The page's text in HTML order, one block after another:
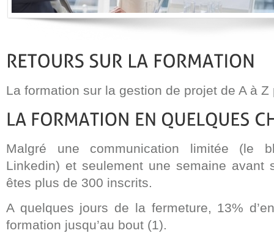
La formation sur la gestion de projet de A à Z
Malgré une communication limitée (le
Linkedin) et seulement une semaine avant
êtes plus de 300 inscrits.
A quelques jours de la fermeture, 13%
formation jusqu’au bout (1).